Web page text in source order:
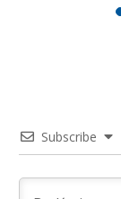
Subscribe